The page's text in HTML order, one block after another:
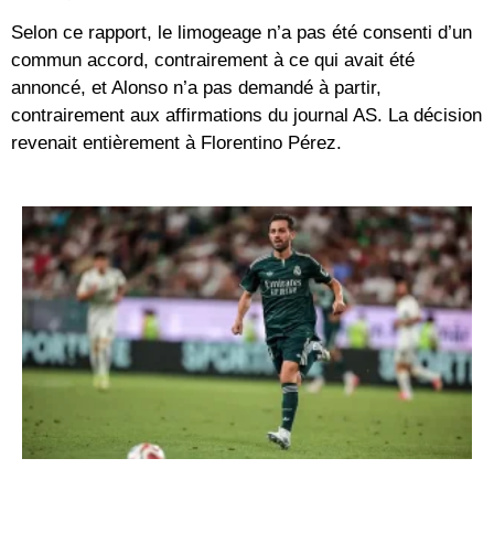
Selon ce rapport, le limogeage n’a pas été consenti d’un
commun accord, contrairement à ce qui avait été
annoncé, et Alonso n’a pas demandé à partir,
contrairement aux affirmations du journal AS. La décision
revenait entièrement à Florentino Pérez.